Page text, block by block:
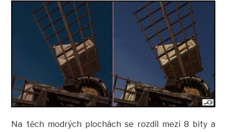
Na těch modrých plochách se rozdíl mezi 8 bity a